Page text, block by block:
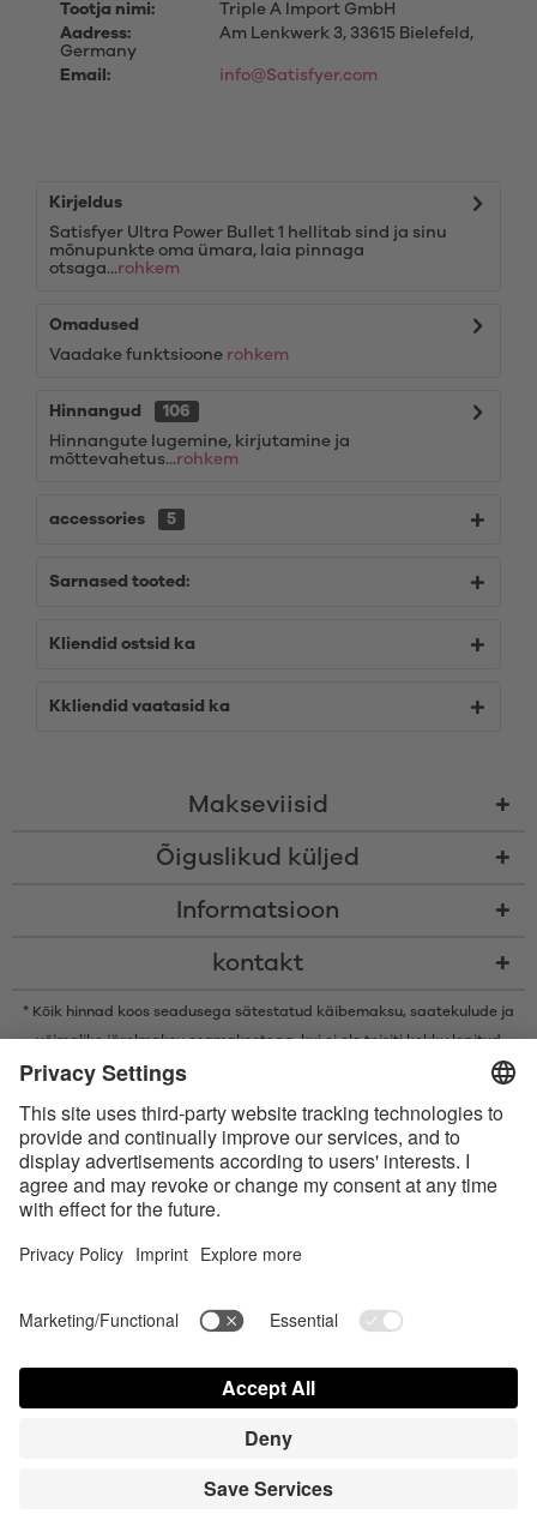
Tootja nimi:
Triple A Import GmbH
Aadress:
Am Lenkwerk 3, 33615 Bielefeld,
Germany
Email:
info@Satisfyer.com
Kirjeldus
Satisfyer Ultra Power Bullet 1 hellitab sind ja sinu
mõnupunkte oma ümara, laia pinnaga
otsaga...rohkem
Omadused
Vaadake funktsioone rohkem
Hinnangud
106
Hinnangute lugemine, kirjutamine ja
mõttevahetus...rohkem
accessories 5
Sarnased tooted:
Kliendid ostsid ka
Kkliendid vaatasid ka
Makseviisid
Õiguslikud küljed
Informatsioon
kontakt
* Kõik hinnad koos seadusega sätestatud käibemaksu, saatekulude ja
võimalike järelmaksu osamaksetega, kui ei ole teisiti kokku lepitud
* Bluetooth®-i sõnamärk ja logod on ettevõtte Bluetooth SIG, Inc.
litsentsi alusel.
Apple, Apple‘i logo ja Apple Watch on ettevõtte Apple Inc. kaubamärgid.
Google Play ja Google Play logo on Google LLC kaubamärgid.
Contact us today
Kontakt Pressi sisselogimine